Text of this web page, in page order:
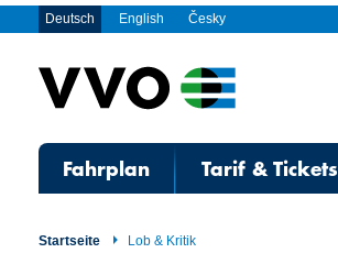
Deutsch English Česky
Fahrplan Tarif & Tickets
Startseite Lob & Kritik